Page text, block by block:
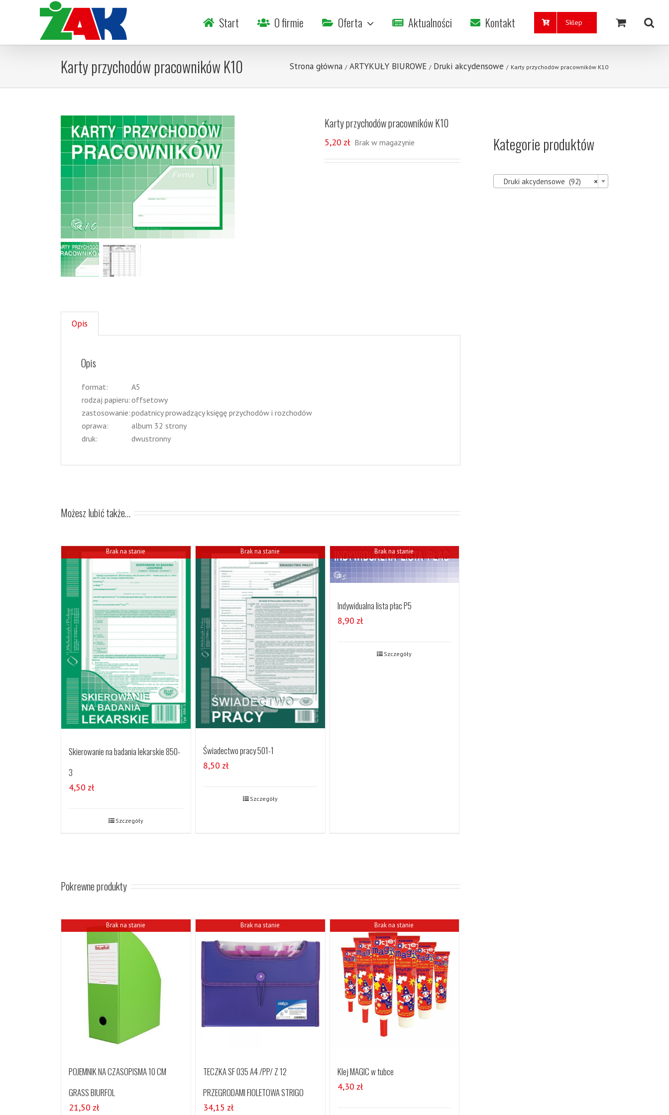
Start O firmie Oferta Aktualności Kontakt Sklep
Karty przychodów pracowników K10 Strona główna / ARTYKUŁY BIUROWE / Druki akcydensowe / Karty przychodów pracowników K10
Karty przychodów pracowników K10
5,20 zł Brak w magazynie
Opis
Opis
format:
A5
rodzaj papieru:offsetowy
zastosowanie:podatnicy prowadzący księgę przychodów i rozchodów
oprawa:
album 32 strony
druk:
dwustronny
Możesz lubić także…
Brak na stanie
Skierowanie na badania lekarskie 850-
3
4,50 zł
Szczegóły
Brak na stanie
Świadectwo pracy 501-1
8,50 zł
Szczegóły
Brak na stanie
Indywidualna lista płac P5
8,90 zł
Szczegóły
Pokrewne produkty
Brak na stanie
POJEMNIK NA CZASOPISMA 10 CM
GRASS BIURFOL
21,50 zł
Brak na stanie
TECZKA SF 035 A4 /PP/ Z 12
PRZEGRODAMI FIOLETOWA STRIGO
34,15 zł
Brak na stanie
Klej MAGIC w tubce
4,30 zł
Kategorie produktów
×
Druki akcydensowe (92)